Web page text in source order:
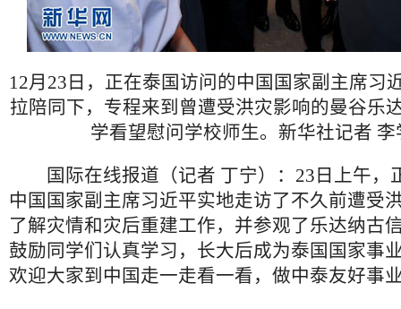
12月23日，正在泰国访问的中国国家副主席习
拉陪同下，专程来到曾遭受洪灾影响的曼谷乐
学看望慰问学校师生。新华社记者 李
国际在线报道（记者 丁宁）：23日上午，
中国国家副主席习近平实地走访了不久前遭受
了解灾情和灾后重建工作，并参观了乐达纳古
鼓励同学们认真学习，长大后成为泰国国家事
欢迎大家到中国走一走看一看，做中泰友好事